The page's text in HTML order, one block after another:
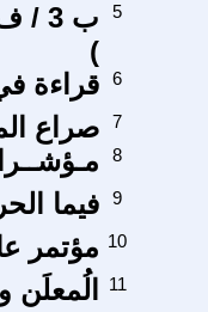
)
5
قراءة 6
صراع
7
8
فيما 9
مؤتمر 10
الُمعلَن 11